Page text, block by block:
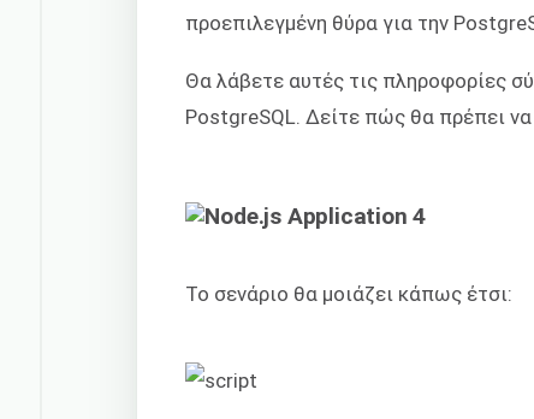
προεπιλεγμένη θύρα για την
Θα λάβετε αυτές τις πληροφορίες
PostgreSQL. Δείτε πώς θα πρέπει
Το σενάριο θα μοιάζει κάπως έτσι: